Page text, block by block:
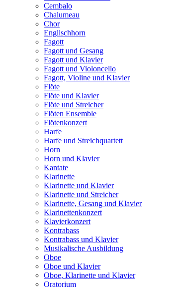
Cembalo
Chalumeau
Chor
Englischhorn
Fagott
Fagott und Gesang
Fagott und Klavier
Fagott und Violoncello
Fagott, Violine und Klavier
Flöte
Flöte und Klavier
Flöte und Streicher
Flöten Ensemble
Flötenkonzert
Harfe
Harfe und Streichquartett
Horn
Horn und Klavier
Kantate
Klarinette
Klarinette und Klavier
Klarinette und Streicher
Klarinette, Gesang und Klavier
Klarinettenkonzert
Klavierkonzert
Kontrabass
Kontrabass und Klavier
Musikalische Ausbildung
Oboe
Oboe und Klavier
Oboe, Klarinette und Klavier
Oratorium